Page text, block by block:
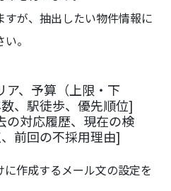
が、抽出したい物件情報に
。
ア、予算（上限・下
、駅徒歩、優先順位]
の対応履歴、現在の検
前回の不採用理由]
作成するメール文の設定を